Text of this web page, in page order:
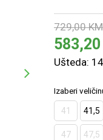
729,00 KM
583,20
Ušteda:
Izaberi
41 41,5
47 47,5